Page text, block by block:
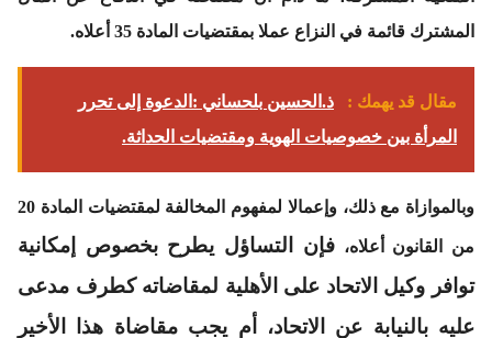
المشترك قائمة في النزاع عملا بمقتضيات المادة 35 أعلاه.
مقال قد يهمك :
ذ.الحسين بلحساني :الدعوة إلى تحرر
المرأة بين خصوصيات الهوية ومقتضيات الحداثة.
وبالموازاة مع ذلك، وإعمالا لمفهوم المخالفة لمقتضيات المادة 20
من القانون أعلاه،فإن التساؤل يطرح بخصوص إمكانية
توافر وكيل الاتحاد على الأهلية لمقاضاته كطرف مدعى
عليه بالنيابة عن الاتحاد، أم يجب مقاضاة هذا الأخير